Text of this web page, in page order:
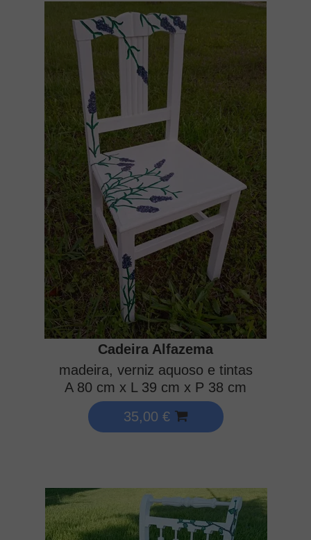
35,00 €
Cadeira Alfazema
madeira, verniz aquoso e tintas
A 80 cm x L 39 cm x P 38 cm